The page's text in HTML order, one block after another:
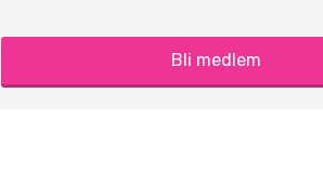
Bli medlem